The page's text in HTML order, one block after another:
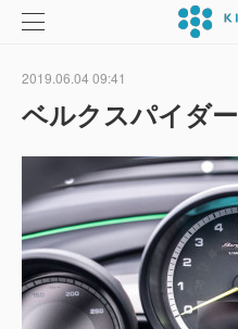
2019.06.04 09:41
ベルクスパイダー